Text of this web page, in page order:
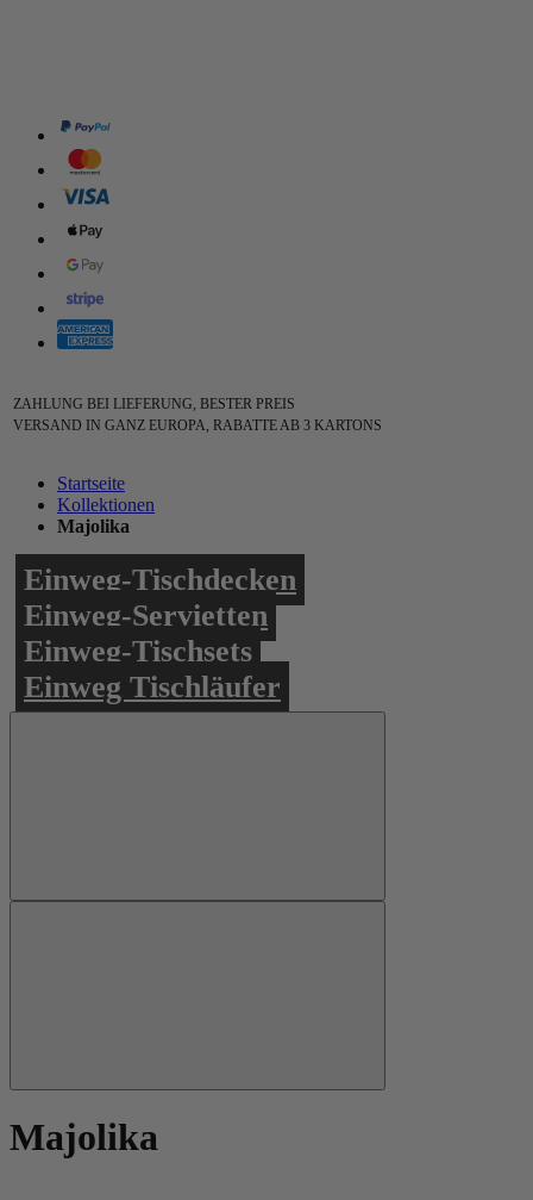
ZAHLUNG BEI LIEFERUNG, BESTER PREIS
VERSAND IN GANZ EUROPA, RABATTE AB 3 KARTONS
Startseite
Kollektionen
Majolika
Einweg-Tischdecken
Einweg-Servietten
Einweg-Tischsets
Einweg Tischläufer
Majolika